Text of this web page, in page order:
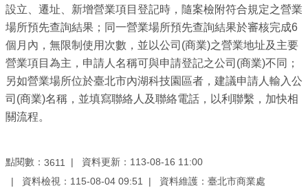
機
關
介
紹
業
務
訊
設立、遷址、新增營業項目登記時，隨案檢附符合規定之營業
場所預先查詢結果；同一營業場所預先查詢結果於審核完成6
個月內，無限制使用次數，並以公司(商業)之營業地址及主要
營業項目為主，申請人名稱可與申請登記之公司(商業)不同；
另如營業場所位於臺北市內湖科技園區者，建議申請人輸入公
司(商業)名稱，並填寫聯絡人及聯絡電話，以利聯繫，加快相
關流程。
點閱數： 3611
資料更新：113-08-16 11:00
資料檢視：115-08-04 09:51
資料維護：臺北市商業處